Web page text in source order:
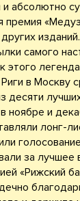
абсолютно
премия
самого
этого
в Москву
десяти
ноябре и
лонг-
за лучшее
«Рижский